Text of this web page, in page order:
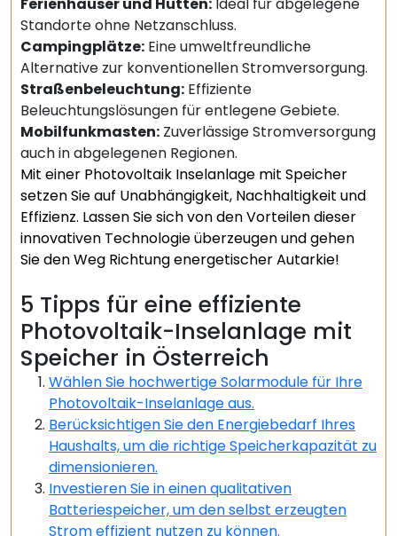
Standorte ohne Netzanschluss.
Campingplätze: Eine umweltfreundliche
Alternative zur konventionellen Stromversorgung.
Straßenbeleuchtung: Effiziente
Beleuchtungslösungen für entlegene Gebiete.
Mobilfunkmasten: Zuverlässige Stromversorgung
auch in abgelegenen Regionen.
Mit einer Photovoltaik Inselanlage mit Speicher
setzen Sie auf Unabhängigkeit, Nachhaltigkeit und
Effizienz. Lassen Sie sich von den Vorteilen dieser
innovativen Technologie überzeugen und gehen
Sie den Weg Richtung energetischer Autarkie!
5 Tipps für eine effiziente
Photovoltaik-Inselanlage mit
Speicher in Österreich
Wählen Sie hochwertige Solarmodule für Ihre
Photovoltaik-Inselanlage aus.
Berücksichtigen Sie den Energiebedarf Ihres
Haushalts, um die richtige Speicherkapazität zu
dimensionieren.
Investieren Sie in einen qualitativen
Batteriespeicher, um den selbst erzeugten
Strom effizient nutzen zu können.